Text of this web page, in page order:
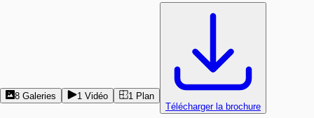
8 Galeries 1 Vidéo 1 Plan
Télécharger la brochure